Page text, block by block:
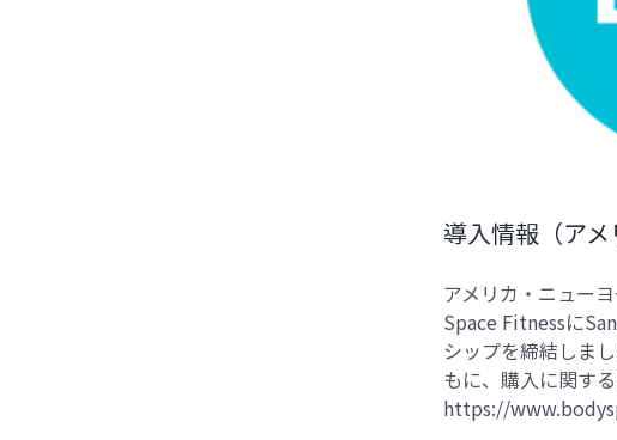
導入情報（アメ
アメリカ・ニュー
Space Fitnessに
シップを締結しま
もに、購入に関す
https://